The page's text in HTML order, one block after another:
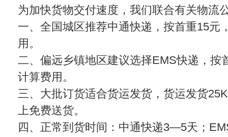
为加快货物交付速度，我们联合有关物流
一、全国城区推荐中通快递，按首重15元
用。
二、偏远乡镇地区建议选择EMS快递，按
计算费用。
三、大批订货适合货运发货，货运发货
上免费送货。
四、正常到货时间：中通快递3—5天；